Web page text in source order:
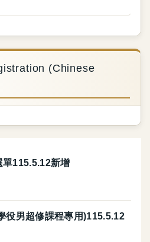
(Chinese
單115.5.12新增
役男超修課程專用)115.5.12